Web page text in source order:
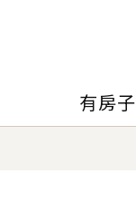
有房子